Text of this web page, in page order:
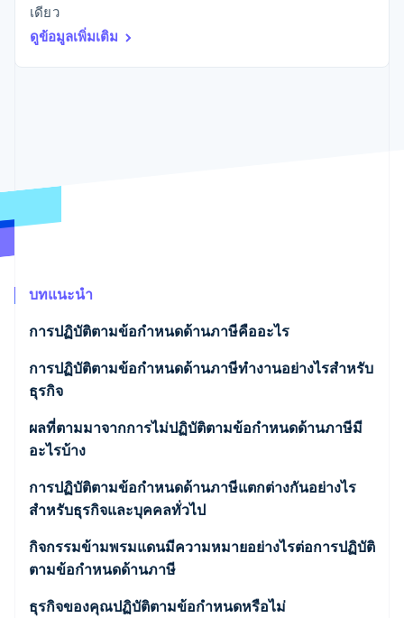
เพิ่มเติม
ดูสิ่งที่กำลังจะมาถึง
Climate
Stripe Sessions 2026
ดูว่า Stripe กำลังสร้างโครงสร้างพื้นฐานระบบเศรษฐกิจสำหรับ
AI อย่างไร
ธุรกิจค้าปลีก
เดียว
ดูข้อมูลเพิ่มเติม
บทแนะนำ
การปฏิบัติตามข้อกำหนดด้านภาษีคืออะไร
การปฏิบัติตามข้อกำหนดด้านภาษีทำงานอย่างไรสำหรับ
ธุรกิจ
การเก็บบันทึก
การยื่นแบบและการชำระเงิน
ผลที่ตามมาจากการไม่ปฏิบัติตามข้อกำหนดด้านภาษีมี
อะไรบ้าง
การปฏิบัติตามข้อกำหนดด้านภาษีแตกต่างกันอย่างไร
สำหรับธุรกิจและบุคคลทั่วไป
กิจกรรมข้ามพรมแดนมีความหมายอย่างไรต่อการปฏิบัติ
ตามข้อกำหนดด้านภาษี
ภาษีทางอ้อม
ธุรกิจของคุณปฏิบัติตามข้อกำหนดหรือไม่